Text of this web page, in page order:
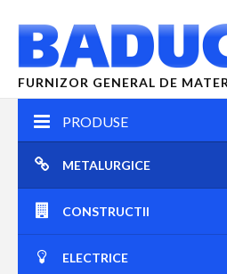
FURNIZOR GENERAL DE
PRODUSE
METALURGICE
CONSTRUCTII
ELECTRICE